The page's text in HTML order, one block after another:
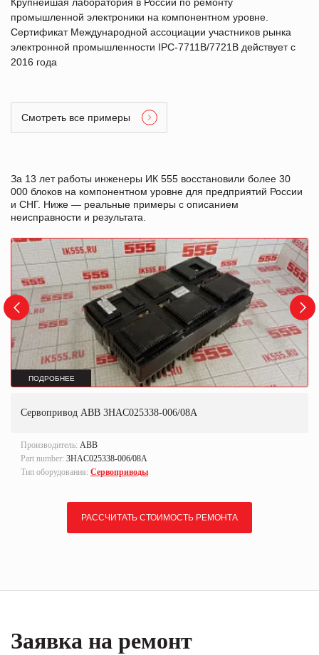
промышленной электроники на компонентном уровне.
Сертификат Международной ассоциации участников рынка
электронной промышленности IPC-7711B/7721B действует с
2016 года
Смотреть все примеры
За 13 лет работы инженеры ИК 555 восстановили более 30
000 блоков на компонентном уровне для предприятий России
и СНГ. Ниже — реальные примеры с описанием
неисправности и результата.
ПОДРОБНЕЕ
Сервопривод ABB 3HAC025338-006/08A
Производитель: ABB
Part number: 3HAC025338-006/08A
Тип оборудования: Сервоприводы
РАССЧИТАТЬ СТОИМОСТЬ РЕМОНТА
Заявка на ремонт